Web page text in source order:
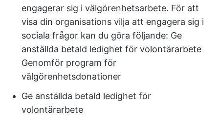
engagerar sig i välgörenhetsarbete. För att
visa din organisations vilja att engagera sig i
sociala frågor kan du göra följande: Ge
anställda betald ledighet för volontärarbete
Genomför program för
välgörenhetsdonationer
Ge anställda betald ledighet för
volontärarbete